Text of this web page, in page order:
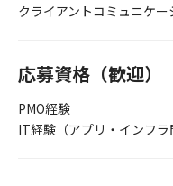
クライアントコミュニケー
応募資格（歓迎）
PMO経験
IT経験（アプリ・インフラ